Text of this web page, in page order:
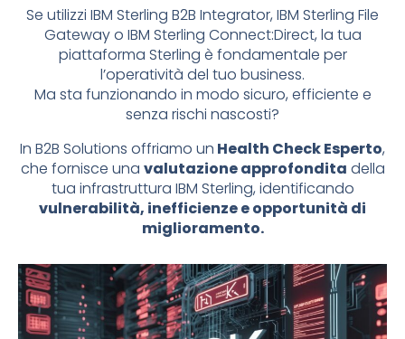
Se utilizzi IBM Sterling B2B Integrator, IBM Sterling File
Gateway o IBM Sterling Connect:Direct, la tua
piattaforma Sterling è fondamentale per
l’operatività del tuo business.
Ma sta funzionando in modo sicuro, efficiente e
senza rischi nascosti?
In B2B Solutions offriamo un Health Check Esperto,
che fornisce una valutazione approfondita della
tua infrastruttura IBM Sterling, identificando
vulnerabilità, inefficienze e opportunità di
miglioramento.